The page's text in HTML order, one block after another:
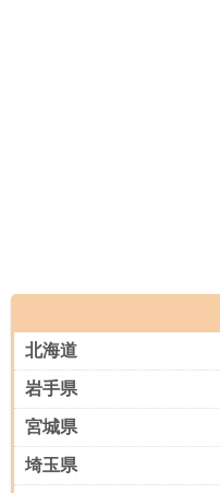
北海道
岩手県
宮城県
埼玉県